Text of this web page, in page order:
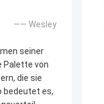
—— Wesley
seiner
Palette von
die sie
bedeutet es,